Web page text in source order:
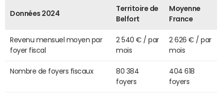
Données 2024
Territoire de
Belfort
Moyenne
France
Revenu mensuel moyen par
foyer fiscal
2 540 € / par
mois
2 626 € / par
mois
Nombre de foyers fiscaux
80 384
foyers
404 618
foyers